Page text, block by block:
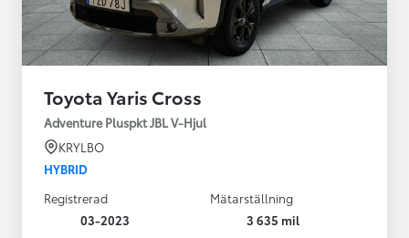
Toyota Yaris Cross
Adventure Pluspkt JBL V-Hjul
KRYLBO
HYBRID
Registrerad
03-2023
Mätarställning
3 635 mil